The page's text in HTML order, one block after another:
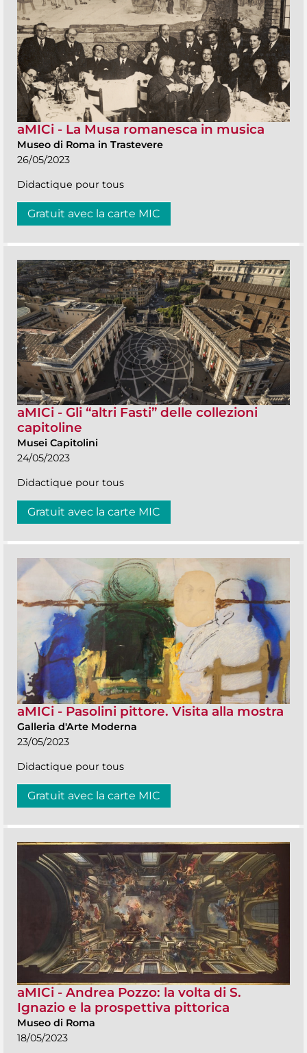
aMICi - La Musa romanesca in musica
Museo di Roma in Trastevere
26/05/2023
Didactique pour tous
Gratuit avec la carte MIC
aMICi - Gli “altri Fasti” delle collezioni
capitoline
Musei Capitolini
24/05/2023
Didactique pour tous
Gratuit avec la carte MIC
aMICi - Pasolini pittore. Visita alla mostra
Galleria d'Arte Moderna
23/05/2023
Didactique pour tous
Gratuit avec la carte MIC
aMICi - Andrea Pozzo: la volta di S.
Ignazio e la prospettiva pittorica
Museo di Roma
18/05/2023